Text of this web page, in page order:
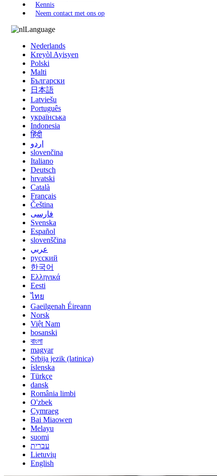
Kennis
Neem contact met ons op
Language
Nederlands
Kreyòl Ayisyen
Polski
Malti
Български
日本語
Latviešu
Português
українська
Indonesia
हिंदी
اردو
slovenčina
Italiano
Deutsch
hrvatski
Català
Français
Čeština
فارسی
Svenska
Español
slovenščina
عربي
русский
한국어
Ελληνικά
Eesti
ไทย
Gaeilgenah Éireann
Norsk
Việt Nam
bosanski
বাংলা
magyar
Srbija jezik (latinica)
íslenska
Türkçe
dansk
România limbi
O'zbek
Cymraeg
Bai Miaowen
Melayu
suomi
עברית
Lietuvių
English